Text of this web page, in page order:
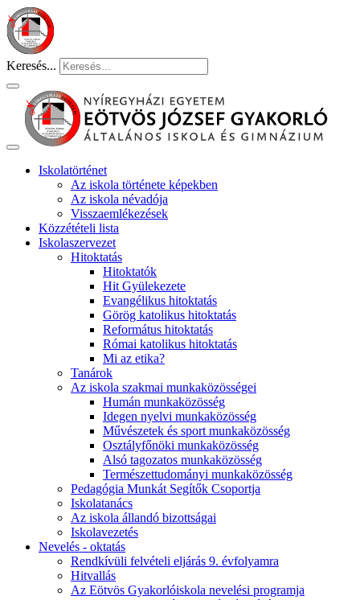
Keresés...
Iskolatörténet
Az iskola története képekben
Az iskola névadója
Visszaemlékezések
Közzétételi lista
Iskolaszervezet
Hitoktatás
Hitoktatók
Hit Gyülekezete
Evangélikus hitoktatás
Görög katolikus hitoktatás
Református hitoktatás
Római katolikus hitoktatás
Mi az etika?
Tanárok
Az iskola szakmai munkaközösségei
Humán munkaközösség
Idegen nyelvi munkaközösség
Művészetek és sport munkaközösség
Osztályfőnöki munkaközösség
Alsó tagozatos munkaközösség
Természettudományi munkaközösség
Pedagógia Munkát Segítők Csoportja
Iskolatanács
Az iskola állandó bizottságai
Iskolavezetés
Nevelés - oktatás
Rendkívüli felvételi eljárás 9. évfolyamra
Hitvallás
Az Eötvös Gyakorlóiskola nevelési programja